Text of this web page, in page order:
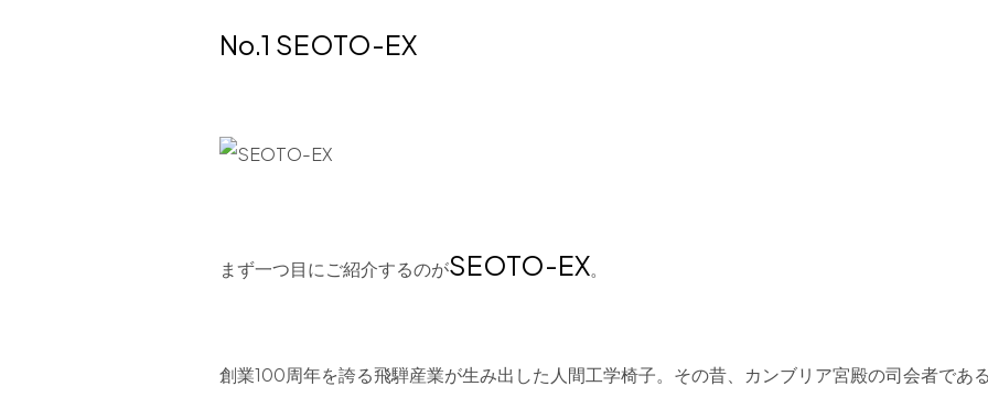
No.1 SEOTO-EX
まず一つ目にご紹介するのがSEOTO-EX。
創業100周年を誇る飛騨産業が生み出した人間工学椅子。その昔、カンブリア宮殿の司会者であ